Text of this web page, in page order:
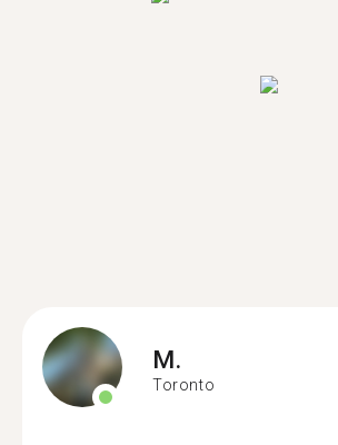
M.
Toronto